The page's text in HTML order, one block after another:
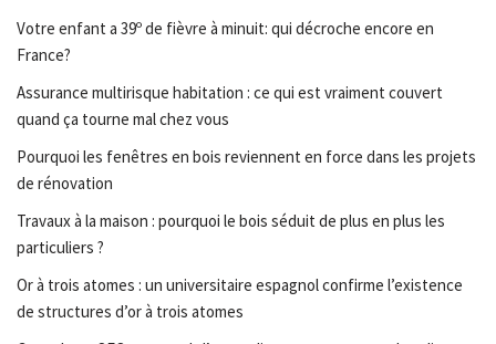
Votre enfant a 39º de fièvre à minuit: qui décroche encore en
France?
Assurance multirisque habitation : ce qui est vraiment couvert
quand ça tourne mal chez vous
Pourquoi les fenêtres en bois reviennent en force dans les projets
de rénovation
Travaux à la maison : pourquoi le bois séduit de plus en plus les
particuliers ?
Or à trois atomes : un universitaire espagnol confirme l’existence
de structures d’or à trois atomes